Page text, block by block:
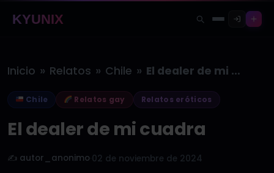
KYUNIX
Inicio » Relatos » Chile » El dealer de mi cuadra
Chile Relatos gay Relatos eróticos
El dealer de mi cuadra
✍️ autor_anonimo 02 de noviembre de 2024